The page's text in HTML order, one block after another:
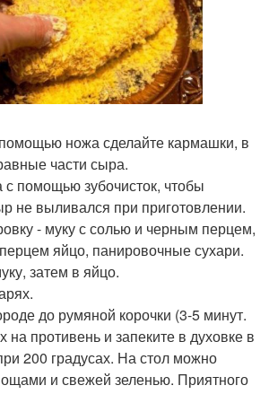
ножа сделайте кармашки, в
части сыра.
помощью зубочисток, чтобы
не выливался при приготовлении.
- муку с солью и черным перцем,
яйцо, панировочные сухари.
затем в яйцо.
до румяной корочки (3-5 минут.
противень и запеките в духовке в
200 градусах. На стол можно
и свежей зеленью. Приятного